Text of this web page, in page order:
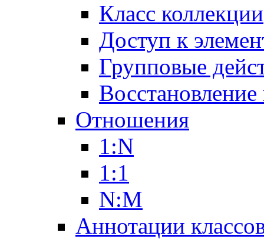
Класс коллекции
Доступ к
Групповые
Отношения
1:N
1:1
N:M
Аннотации